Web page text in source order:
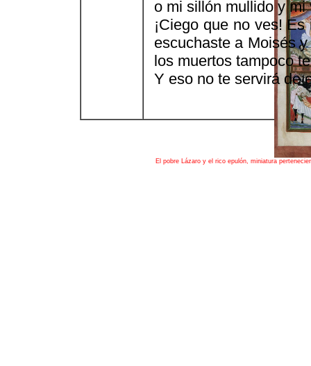
El pobre Lázaro y el rico epulón, miniatura
o mi sillón mullido y mi
¡Ciego que no ves!
escuchaste a Moisés
los muertos tampoco
Y eso no te servirá de